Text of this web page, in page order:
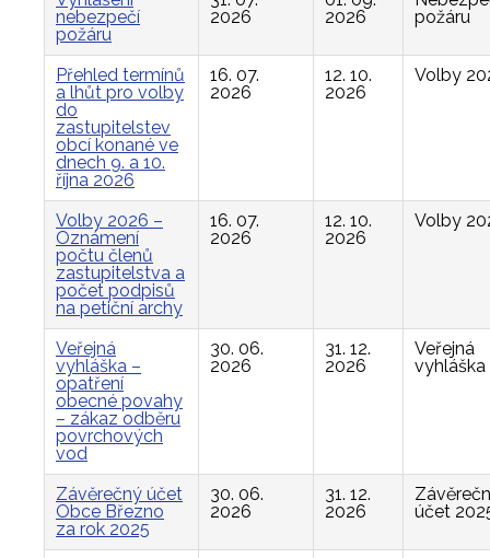
nebezpečí
požáru
2026
2026
požáru
Přehled termínů
a lhůt pro volby
do
zastupitelstev
obcí konané ve
dnech 9. a 10.
října 2026
16. 07.
2026
12. 10.
2026
Volby
Volby 2026 –
Oznámení
počtu členů
zastupitelstva a
počet podpisů
na petiční archy
16. 07.
2026
12. 10.
2026
Volby
Veřejná
vyhláška –
opatření
obecné povahy
– zákaz odběru
povrchových
vod
30. 06.
2026
31. 12.
2026
Veřejná
vyhláška
Závěrečný účet
Obce Březno
za rok 2025
30. 06.
2026
31. 12.
2026
účet